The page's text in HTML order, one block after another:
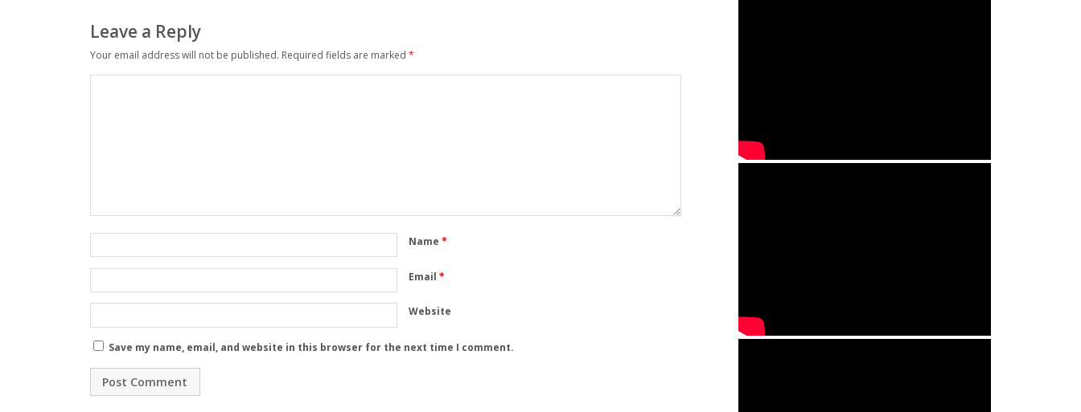
Leave a Reply
Your email address will not be published. Required fields are marked *
Name *
Email *
Website
Save my name, email, and website in this browser for the next time I comment.